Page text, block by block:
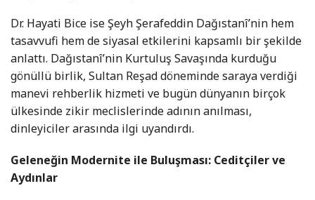
Dr. Hayati Bice ise Şeyh Şerafeddin Dağıstanî’nin hem
tasavvufi hem de siyasal etkilerini kapsamlı bir şekilde
anlattı. Dağıstanî’nin Kurtuluş Savaşında kurduğu
gönüllü birlik, Sultan Reşad döneminde saraya verdiği
manevi rehberlik hizmeti ve bugün dünyanın birçok
ülkesinde zikir meclislerinde adının anılması,
dinleyiciler arasında ilgi uyandırdı.
Geleneğin Modernite ile Buluşması: Ceditçiler ve
Aydınlar